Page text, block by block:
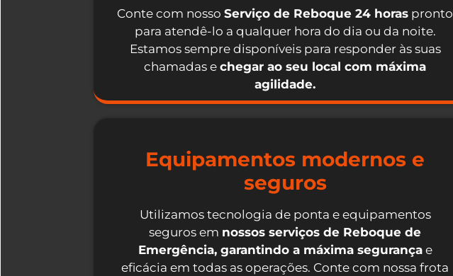
Conte com nosso Serviço de Reboque 24 horas pronto
para atendê-lo a qualquer hora do dia ou da noite.
Estamos sempre disponíveis para responder às suas
chamadas e chegar ao seu local com máxima
agilidade.
Equipamentos modernos e
seguros
Utilizamos tecnologia de ponta e equipamentos
seguros em nossos serviços de Reboque de
Emergência, garantindo a máxima segurançae
eficácia em todas as operações. Conte com nossa frota